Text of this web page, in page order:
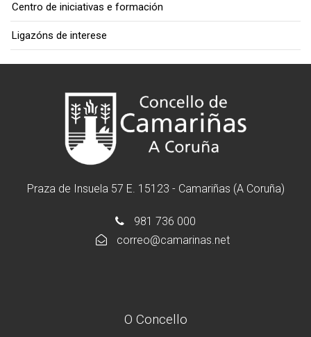
Centro de iniciativas e formación
Ligazóns de interese
Praza de Insuela 57 E. 15123 - Camariñas (A Coruña)
981 736 000
correo@camarinas.net
O Concello